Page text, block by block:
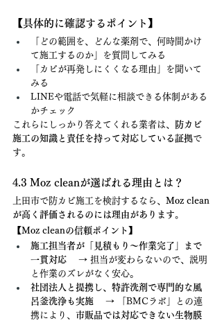
【具体的に確認するポイント】
「どの範囲を、どんな薬剤で、何時間かけ
て施工するのか」を質問してみる
「カビが再発しにくくなる理由」を聞いて
みる
LINEや電話で気軽に相談できる体制がある
かチェック
これらにしっかり答えてくれる業者は、
防カビ
施工の知識と責任を持って対応している証拠で
す。
4.3 Moz cleanが選ばれる理由とは？
上田市で防カビ施工を検討するなら、 Moz clean
が高く評価されるのには理由があります。
【Moz cleanの信頼ポイント】
施工担当者が「見積もり〜作業完了」まで
一貫対応 → 担当が変わらないので、説明
と作業のズレがなく安心。
社団法人と提携し、特許洗剤で専門的な風
呂釜洗浄も実施 → 「BMCラボ」との連
携により、 市販品では対応できない生物膜